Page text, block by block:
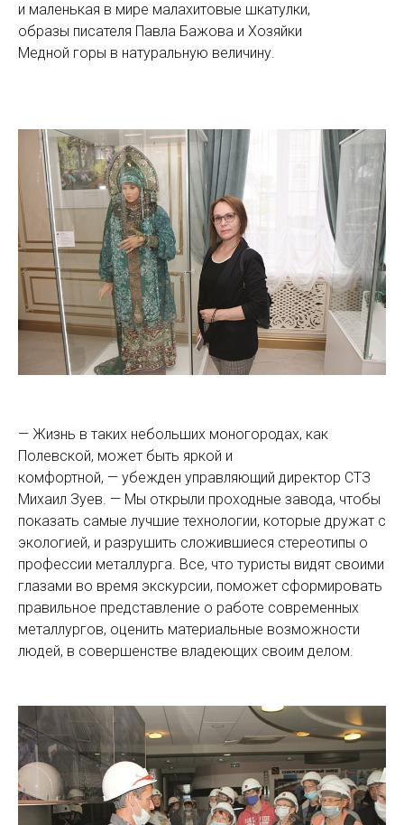
и маленькая в мире малахитовые шкатулки,
образы писателя Павла Бажова и Хозяйки
Медной горы в натуральную величину.
— Жизнь в таких небольших моногородах, как
Полевской, может быть яркой и
комфортной, — убежден управляющий директор СТЗ
Михаил Зуев. — Мы открыли проходные завода, чтобы
показать самые лучшие технологии, которые дружат с
экологией, и разрушить сложившиеся стереотипы о
профессии металлурга. Все, что туристы видят своими
глазами во время экскурсии, поможет сформировать
правильное представление о работе современных
металлургов, оценить материальные возможности
людей, в совершенстве владеющих своим делом.